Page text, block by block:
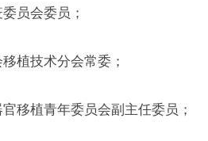
员会委员；
植技术分会常委；
移植青年委员会副主任委员；